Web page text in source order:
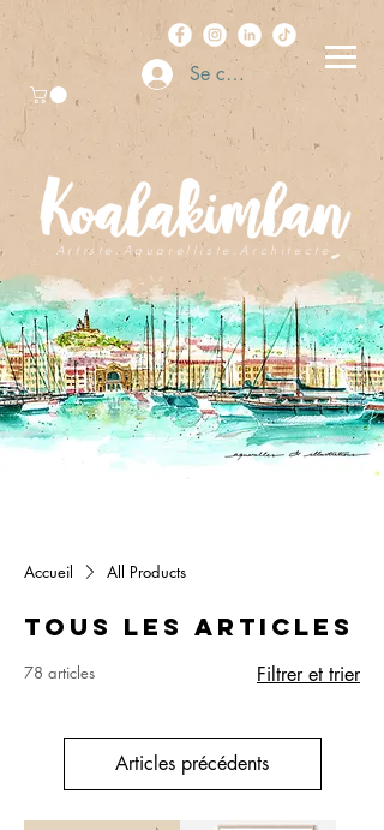
Se connecter
A r t i s t e . A q u a r e l l i s t e . A r c h i t e c t e
Accueil All Products
Tous les articles
78 articles Filtrer et trier
Articles précédents